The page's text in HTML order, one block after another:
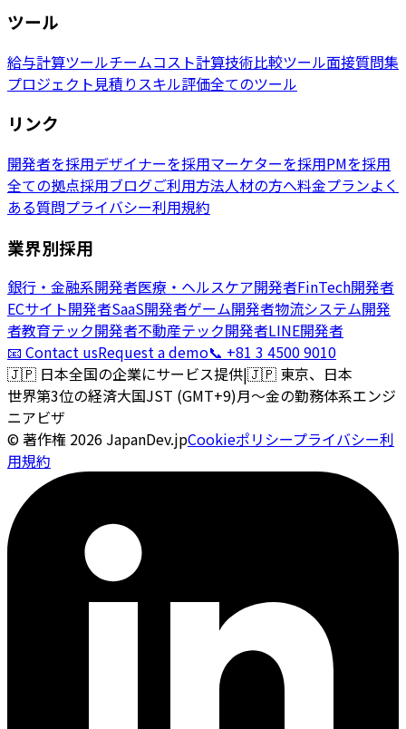
ツール
給与計算ツールチームコスト計算技術比較ツール面接質問集
プロジェクト見積り スキル評価全てのツール
リンク
開発者を採用デザイナーを採用マーケターを採用PMを採用
全ての拠点採用ブログご利用方法人材の方へ料金プランよく
ある質問プライバシー利用規約
業界別採用
銀行・金融系開発者医療・ヘルスケア開発者FinTech開発者
ECサイト開発者SaaS開発者ゲーム開発者物流システム開発
者教育テック開発者不動産テック開発者LINE開発者
📧 Contact usRequest a demo📞 +81 3 4500 9010
🇯🇵 日本全国の企業にサービス提供|🇯🇵 東京、日本
世界第3位の経済大国JST (GMT+9)月〜金の勤務体系エンジ
ニアビザ
© 著作権 2026 JapanDev.jpCookieポリシープライバシー利
用規約